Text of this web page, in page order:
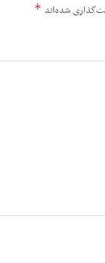
شده‌اند *